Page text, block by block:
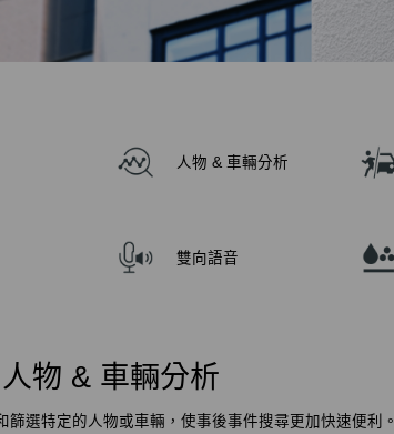
人物 & 車輛分析
雙向語音
人物 & 車輛分析
篩選特定的人物或車輛，使事後事件搜尋更加快速便利。